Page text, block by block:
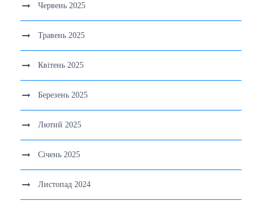
Червень 2025
Травень 2025
Квітень 2025
Березень 2025
Лютий 2025
Січень 2025
Листопад 2024